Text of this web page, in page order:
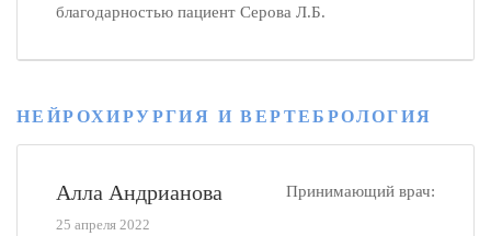
благодарностью пациент Серова Л.Б.
НЕЙРОХИРУРГИЯ И ВЕРТЕБРОЛОГИЯ
Алла Андрианова
25 апреля 2022
Принимающий врач: